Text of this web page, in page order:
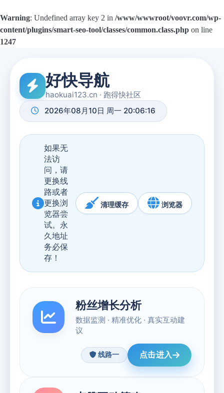
Warning: Undefined array key 2 in /www/wwwroot/voovr.com/wp-
content/plugins/smart-seo-tool/classes/common.class.php on line
1247